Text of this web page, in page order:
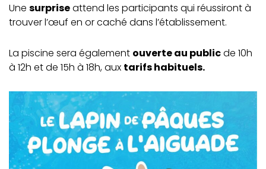
Une surpriseattend les participants qui réussiront à
trouver l’œuf en or caché dans l’établissement.
La piscine sera également ouverte au publicde 10h
à 12h et de 15h à 18h, aux tarifs habituels.